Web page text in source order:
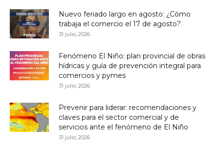
Nuevo feriado largo en agosto: ¿Cómo
trabaja el comercio el 17 de agosto?
31 julio, 2026
Fenómeno El Niño: plan provincial de obras
hídricas y guía de prevención integral para
comercios y pymes
31 julio, 2026
Prevenir para liderar: recomendaciones y
claves para el sector comercial y de
servicios ante el fenómeno de El Niño
31 julio, 2026